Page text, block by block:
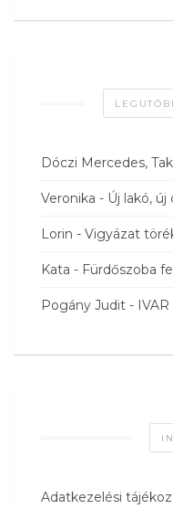
Dóczi Mercedes,
Veronika - Új lakó, új
Lorin - Vigyázat
Kata - Fürdőszoba
Pogány Judit -
Adatkezelési